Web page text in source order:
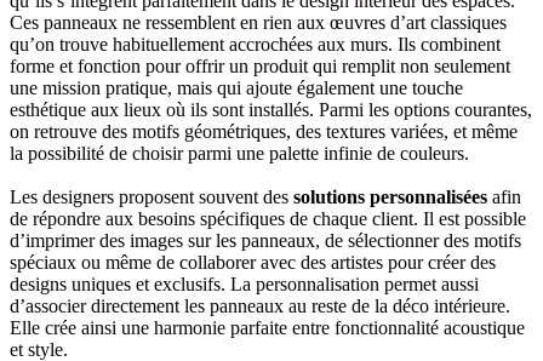
Ces panneaux ne ressemblent en rien aux œuvres d’art classiques
qu’on trouve habituellement accrochées aux murs. Ils combinent
forme et fonction pour offrir un produit qui remplit non seulement
une mission pratique, mais qui ajoute également une touche
esthétique aux lieux où ils sont installés. Parmi les options courantes,
on retrouve des motifs géométriques, des textures variées, et même
la possibilité de choisir parmi une palette infinie de couleurs.
Les designers proposent souvent des solutions personnalisées afin
de répondre aux besoins spécifiques de chaque client. Il est possible
d’imprimer des images sur les panneaux, de sélectionner des motifs
spéciaux ou même de collaborer avec des artistes pour créer des
designs uniques et exclusifs. La personnalisation permet aussi
d’associer directement les panneaux au reste de la déco intérieure.
Elle crée ainsi une harmonie parfaite entre fonctionnalité acoustique
et style.